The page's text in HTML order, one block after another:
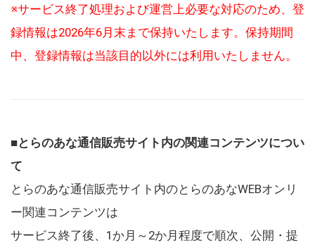
※サービス終了処理および運営上必要な対応のため、登
録情報は2026年6月末まで保持いたします。保持期間
中、登録情報は当該目的以外には利用いたしません。
■とらのあな通信販売サイト内の関連コンテンツについ
て
とらのあな通信販売サイト内のとらのあなWEBオンリ
ー関連コンテンツは
サービス終了後、1か月～2か月程度で順次、公開・提